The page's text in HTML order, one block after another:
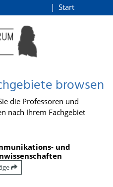
Start
browsen
die Professoren und
nach Ihrem Fachgebiet
und